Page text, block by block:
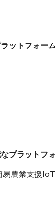
ットフォー
ラットフ
農業支援